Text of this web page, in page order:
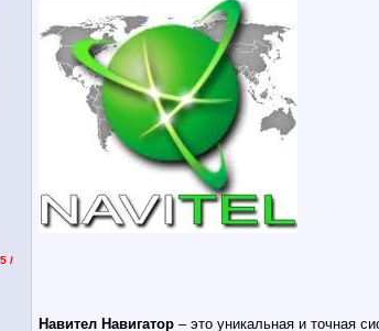
/
Навител Навигатор – это уникальная и точная